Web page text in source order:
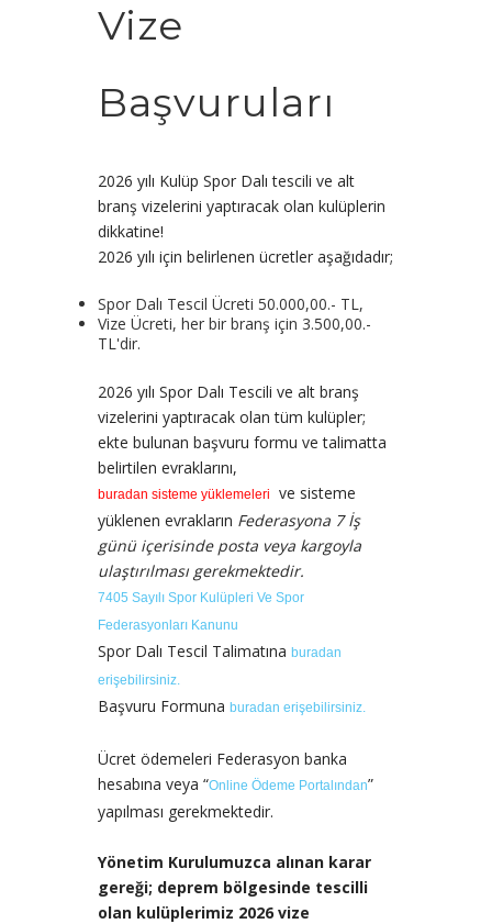
Vize
Başvuruları
2026 yılı Kulüp Spor Dalı tescili ve alt
branş vizelerini yaptıracak olan kulüplerin
dikkatine!
2026 yılı için belirlenen ücretler aşağıdadır;
Spor Dalı Tescil Ücreti 50.000,00.- TL,
Vize Ücreti, her bir branş için 3.500,00.-
TL'dir.
2026 yılı Spor Dalı Tescili ve alt branş
vizelerini yaptıracak olan tüm kulüpler;
ekte bulunan başvuru formu ve talimatta
belirtilen evraklarını,
buradan sisteme yüklemeleri
ve sisteme
yüklenen evrakların Federasyona 7 İş
günü içerisinde posta veya kargoyla
ulaştırılması gerekmektedir.
7405 Sayılı Spor Kulüpleri Ve Spor
Federasyonları Kanunu
Spor Dalı Tescil Talimatına buradan
erişebilirsiniz.
Başvuru Formuna buradan erişebilirsiniz.
Ücret ödemeleri Federasyon banka
hesabına veya “Online Ödeme Portalından”
yapılması gerekmektedir.
Yönetim Kurulumuzca alınan karar
gereği; deprem bölgesinde tescilli
olan kulüplerimiz 2026 vize